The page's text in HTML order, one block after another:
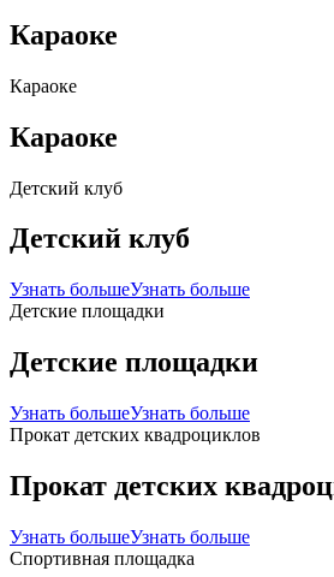
Караоке
Караоке
Караоке
Детский клуб
Детский клуб
Узнать большеУзнать больше
Детские площадки
Детские площадки
Узнать большеУзнать больше
Прокат детских квадроциклов
Прокат детских
Узнать большеУзнать больше
Спортивная площадка